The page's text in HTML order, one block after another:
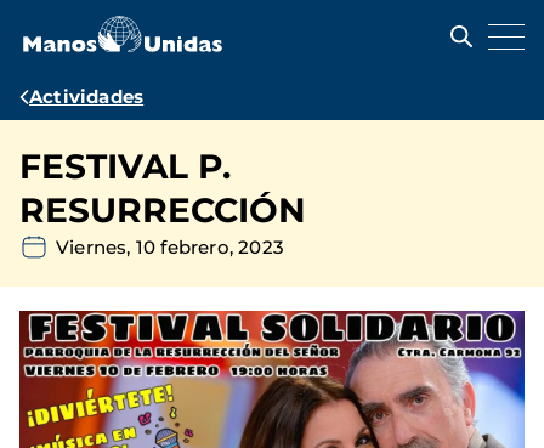
contenido
Ruta
navegación
Actividades
FESTIVAL P.
RESURRECCIÓN
Viernes, 10 febrero, 2023